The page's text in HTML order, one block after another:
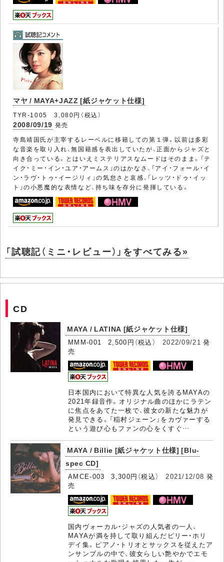
マヤ / MAYA+JAZZ [紙ジャケット仕様]
TYR-1005 3,080円（税込）
2008/09/19 発売
寺島靖国氏が主宰するレーベルに移籍しての第１弾。以前は多彩
な音楽を取り入れ、無国籍感を表出していたが、正面からジャズと
向き合っている。とはいえミステリアスなムードはそのまま。「テ
イク・ミー・イン・ユア・アームス」のはかなさ、「アイ・フォール・イ
ン・ラヴ・トゥ・イージリィ」の気怠さと哀感、「レッツ・ドゥ・イッ
ト」の小悪魔的な表情など、持ち味を存分に発揮している。
「試聴記（ミニ・レビュー）」をすべてみる»
CD
MAYA / LATINA [紙ジャケット仕様]
MMM-001 2,500円（税込） 2022/09/21 発
売
日本国内において特異な人気を誇るMAYAの
2021年録音作。オリジナル曲のほかにラテン
に焦点をあてた一枚で、彼女の新たな魅力が
発見できる。「稲村ジェーン」をカヴァーする
という遊び心もファンの心をくすぐ…
MAYA / Billie [紙ジャケット仕様] [Blu-
spec CD]
AMCE-003 3,300円（税込） 2021/12/08 発
売
国内ヴォーカル・ジャズの人気者の一人、
MAYAが満を持して取り組んだビリー・ホリ
デイ集。ピアノ・トリオとサックスを従えたア
ンサンブルの中で、彼女らしい艶やかでエモ